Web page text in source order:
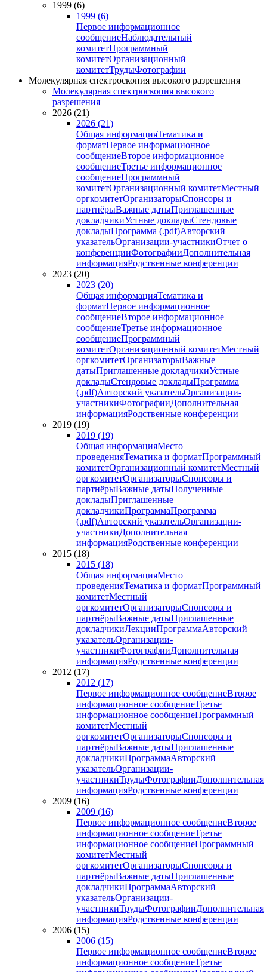
1999 (6)
1999 (6)
Первое информационное
сообщениеНаблюдательный
комитетПрограммный
комитетОрганизационный
комитетТрудыФотографии
Молекулярная спектроскопия высокого разрешения
Молекулярная спектроскопия высокого
разрешения
2026 (21)
2026 (21)
Общая информацияТематика и
форматПервое информационное
сообщениеВторое информационное
сообщениеТретье информационное
сообщениеПрограммный
комитетОрганизационный комитетМестный
оргкомитетОрганизаторыСпонсоры и
партнёрыВажные датыПриглашенные
докладчикиУстные докладыСтендовые
докладыПрограмма (.pdf)Авторский
указательОрганизации-участникиОтчет о
конференцииФотографииДополнительная
информацияРодственные конференции
2023 (20)
2023 (20)
Общая информацияТематика и
форматПервое информационное
сообщениеВторое информационное
сообщениеТретье информационное
сообщениеПрограммный
комитетОрганизационный комитетМестный
оргкомитетОрганизаторыВажные
датыПриглашенные докладчикиУстные
докладыСтендовые докладыПрограмма
(.pdf)Авторский указательОрганизации-
участникиФотографииДополнительная
информацияРодственные конференции
2019 (19)
2019 (19)
Общая информацияМесто
проведенияТематика и форматПрограммный
комитетОрганизационный комитетМестный
оргкомитетОрганизаторыСпонсоры и
партнёрыВажные датыПолученные
докладыПриглашенные
докладчикиПрограммаПрограмма
(.pdf)Авторский указательОрганизации-
участникиДополнительная
информацияРодственные конференции
2015 (18)
2015 (18)
Общая информацияМесто
проведенияТематика и форматПрограммный
комитетМестный
оргкомитетОрганизаторыСпонсоры и
партнёрыВажные датыПриглашенные
докладчикиЛекцииПрограммаАвторский
указательОрганизации-
участникиФотографииДополнительная
информацияРодственные конференции
2012 (17)
2012 (17)
Первое информационное сообщениеВторое
информационное сообщениеТретье
информационное сообщениеПрограммный
комитетМестный
оргкомитетОрганизаторыСпонсоры и
партнёрыВажные датыПриглашенные
докладчикиПрограммаАвторский
указательОрганизации-
участникиТрудыФотографииДополнительная
информацияРодственные конференции
2009 (16)
2009 (16)
Первое информационное сообщениеВторое
информационное сообщениеТретье
информационное сообщениеПрограммный
комитетМестный
оргкомитетОрганизаторыСпонсоры и
партнёрыВажные датыПриглашенные
докладчикиПрограммаАвторский
указательОрганизации-
участникиТрудыФотографииДополнительная
информацияРодственные конференции
2006 (15)
2006 (15)
Первое информационное сообщениеВторое
информационное сообщениеТретье